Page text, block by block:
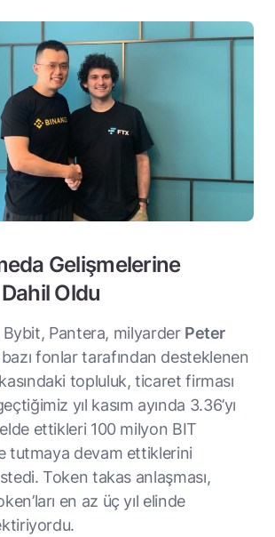
Gelişmelerine
Oldu
Bybit, Pantera, milyarderPeter
fonlar tarafından desteklenen
topluluk, ticaret firması
yıl kasım ayında 3.36’yı
ettikleri 100 milyon BIT
tutmaya devam ettiklerini
Token takas anlaşması,
en az üç yıl elinde